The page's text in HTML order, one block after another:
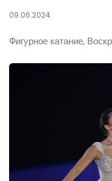
09.06.2024
Фигурное катание,